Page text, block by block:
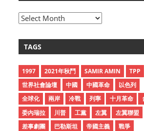
A
h
v
e
s
TAGS
1997 2021年秋鬥 SAMIR AMIN
TPP
世界社會論壇
中國 中國革命
以色列
全球化
兩岸 冷戰 列寧 十月革命
委內瑞拉
川普 工黨 左翼
左翼聯盟
差事劇團
巴勒斯坦 帝國主義
戰爭